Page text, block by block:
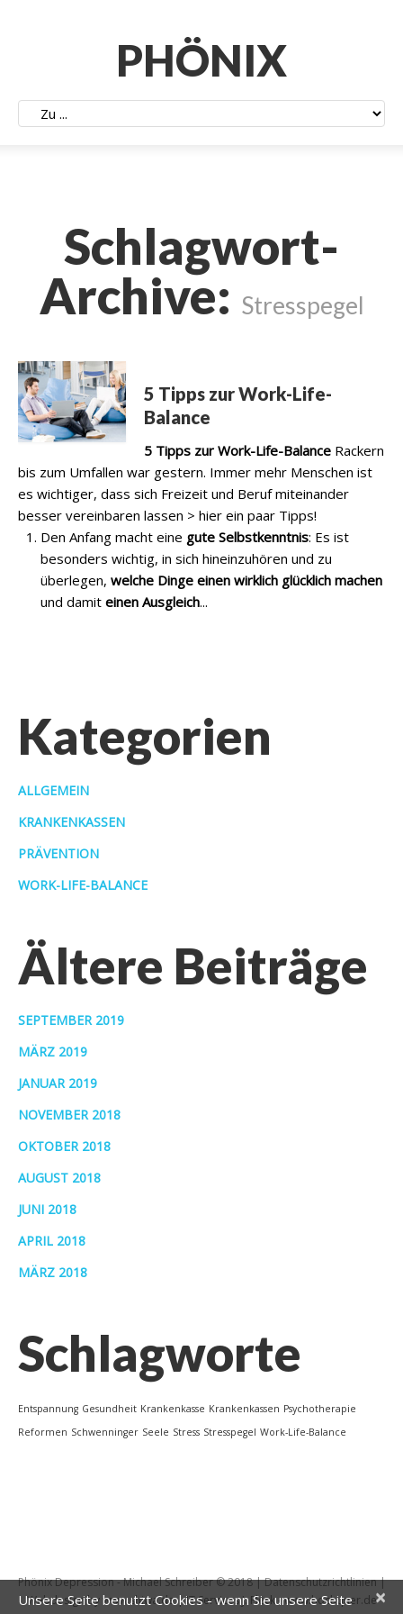
PHÖNIX
Schlagwort-
Archive: Stresspegel
5 Tipps zur Work-Life-
Balance
5 Tipps zur Work-Life-Balance Rackern
bis zum Umfallen war gestern. Immer mehr Menschen ist
es wichtiger, dass sich Freizeit und Beruf miteinander
besser vereinbaren lassen > hier ein paar Tipps!
Den Anfang macht eine gute Selbstkenntnis: Es ist
besonders wichtig, in sich hineinzuhören und zu
überlegen, welche Dinge einen wirklich glücklich machen
und damit einen Ausgleich...
Kategorien
ALLGEMEIN
KRANKENKASSEN
PRÄVENTION
WORK-LIFE-BALANCE
Ältere Beiträge
SEPTEMBER 2019
MÄRZ 2019
JANUAR 2019
NOVEMBER 2018
OKTOBER 2018
AUGUST 2018
JUNI 2018
APRIL 2018
MÄRZ 2018
Schlagworte
Entspannung Gesundheit Krankenkasse Krankenkassen Psychotherapie
Reformen Schwenninger Seele Stress Stresspegel Work-Life-Balance
Phönix Depression - Michael Schreiber © 2018 |Datenschutzrichtlinien|
Webdesign by www.shiwa.de |IT Services J. Fleck - www.hochquer.de×
Unsere Seite benutzt Cookies - wenn Sie unsere Seite